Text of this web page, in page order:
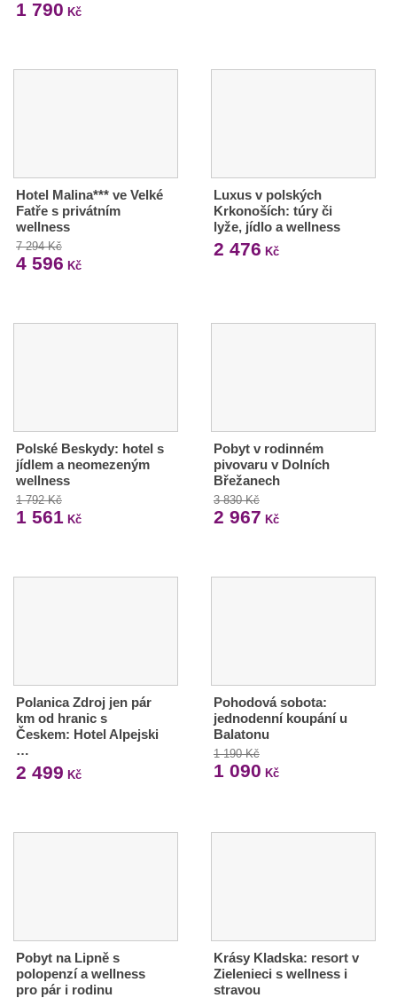
1 790 Kč
Hotel Malina*** ve Velké
Fatře s privátním
wellness
7 294 Kč
4 596 Kč
Luxus v polských
Krkonoších: túry či
lyže, jídlo a wellness
2 476 Kč
Polské Beskydy: hotel s
jídlem a neomezeným
wellness
1 792 Kč
1 561 Kč
Pobyt v rodinném
pivovaru v Dolních
Břežanech
3 830 Kč
2 967 Kč
Polanica Zdroj jen pár
km od hranic s
Českem: Hotel Alpejski
…
2 499 Kč
Pohodová sobota:
jednodenní koupání u
Balatonu
1 190 Kč
1 090 Kč
Pobyt na Lipně s
polopenzí a wellness
pro pár i rodinu
Krásy Kladska: resort v
Zielenieci s wellness i
stravou